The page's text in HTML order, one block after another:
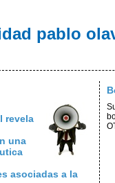
pablo
revela
una
asociadas a la